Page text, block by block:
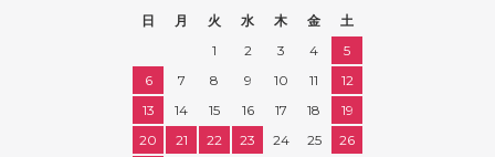
日
月 火 水 木 金
土
1
2 3 4
5
6
7 8 9 10 11
12
13
14 15 16 17 18
19
20
21 22 23 24 25
26